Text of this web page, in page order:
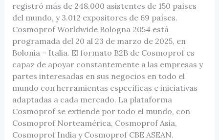
registró más de 248.000 asistentes de 150 países
del mundo, y 3.012 expositores de 69 países.
Cosmoprof Worldwide Bologna 2054 está
programada del 20 al 23 de marzo de 2025, en
Bolonia – Italia. El formato B2B de Cosmoprof es
capaz de apoyar constantemente a las empresas y
partes interesadas en sus negocios en todo el
mundo con herramientas específicas e iniciativas
adaptadas a cada mercado. La plataforma
Cosmoprof se extiende por todo el mundo, con
Cosmoprof Norteamérica, Cosmoprof Asia,
Cosmoprof India y Cosmoprof CBE ASEAN.